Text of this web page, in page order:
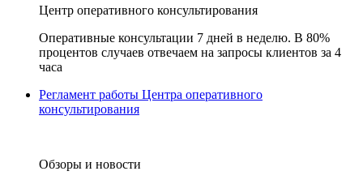
Центр оперативного консультирования
Оперативные консультации 7 дней в неделю. В 80%
процентов случаев отвечаем на запросы клиентов за 4
часа
Регламент работы Центра оперативного
консультирования
Обзоры и новости